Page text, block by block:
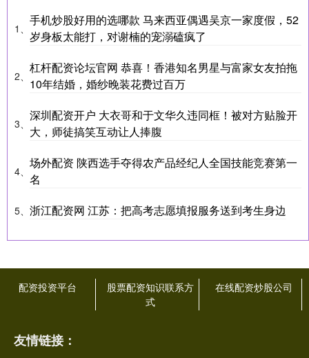
1、
手机炒股好用的选哪款 马来西亚偶遇吴京一家度假，52
岁身板太能打，对谢楠的宠溺磕疯了
2、
杠杆配资论坛官网 恭喜！香港知名男星与富家女友拍拖
10年结婚，婚纱晚装花费过百万
3、
深圳配资开户 大衣哥和于文华久违同框！被对方贴脸开
大，师徒搞笑互动让人捧腹
4、
场外配资 陕西选手夺得农产品经纪人全国技能竞赛第一
名
5、 浙江配资网 江苏：把高考志愿填报服务送到考生身边
配资投资平台
股票配资知识联系方
式
在线配资炒股公司
友情链接：